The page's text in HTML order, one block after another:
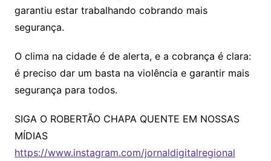
garantiu estar trabalhando cobrando mais
segurança.
O clima na cidade é de alerta, e a cobrança é clara:
é preciso dar um basta na violência e garantir mais
segurança para todos.
SIGA O ROBERTÃO CHAPA QUENTE EM NOSSAS
MÍDIAS
https://www.instagram.com/jornaldigitalregional